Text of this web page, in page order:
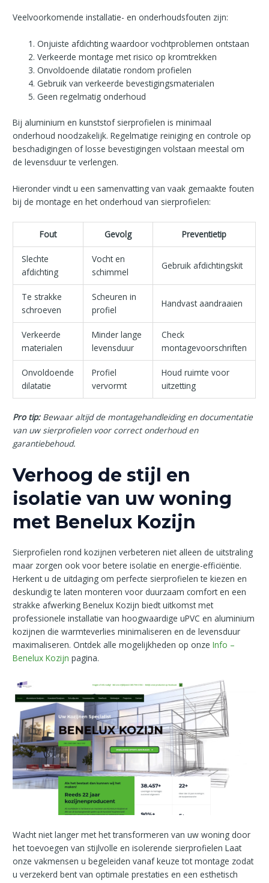
Veelvoorkomende installatie- en onderhoudsfouten zijn:
Onjuiste afdichting waardoor vochtproblemen ontstaan
Verkeerde montage met risico op kromtrekken
Onvoldoende dilatatie rondom profielen
Gebruik van verkeerde bevestigingsmaterialen
Geen regelmatig onderhoud
Bij aluminium en kunststof sierprofielen is minimaal
onderhoud noodzakelijk. Regelmatige reiniging en controle op
beschadigingen of losse bevestigingen volstaan meestal om
de levensduur te verlengen.
Hieronder vindt u een samenvatting van vaak gemaakte fouten
bij de montage en het onderhoud van sierprofielen:
Fout Gevolg Preventietip
Slechte
afdichting
Vocht en
schimmel
Gebruik afdichtingskit
Te strakke
schroeven
Scheuren in
profiel
Handvast aandraaien
Verkeerde
materialen
Minder lange
levensduur
Check
montagevoorschriften
Onvoldoende
dilatatie
Profiel
vervormt
Houd ruimte voor
uitzetting
Pro tip: Bewaar altijd de montagehandleiding en documentatie
van uw sierprofielen voor correct onderhoud en
garantiebehoud.
Verhoog de stijl en
isolatie van uw woning
met Benelux Kozijn
Sierprofielen rond kozijnen verbeteren niet alleen de uitstraling
maar zorgen ook voor betere isolatie en energie-efficiëntie.
Herkent u de uitdaging om perfecte sierprofielen te kiezen en
deskundig te laten monteren voor duurzaam comfort en een
strakke afwerking Benelux Kozijn biedt uitkomst met
professionele installatie van hoogwaardige uPVC en aluminium
kozijnen die warmteverlies minimaliseren en de levensduur
maximaliseren. Ontdek alle mogelijkheden op onzeInfo –
Benelux Kozijn pagina.
Wacht niet langer met het transformeren van uw woning door
het toevoegen van stijlvolle en isolerende sierprofielen Laat
onze vakmensen u begeleiden vanaf keuze tot montage zodat
u verzekerd bent van optimale prestaties en een esthetisch